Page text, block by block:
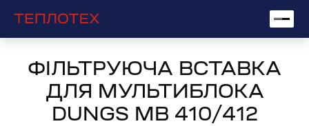
ФІЛЬТРУЮЧА ВСТАВКА
ДЛЯ МУЛЬТИБЛОКА
DUNGS MB 410/412